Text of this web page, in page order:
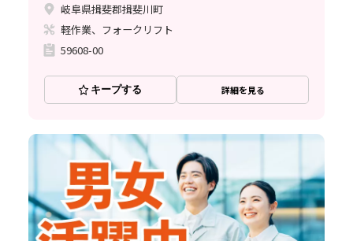
岐阜県揖斐郡揖斐川町
軽作業、フォークリフト
59608-00
キープする 詳細を見る